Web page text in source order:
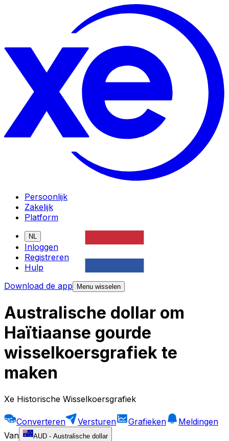
Persoonlijk
Zakelijk
Platform
NL
Inloggen
Registreren
Hulp
Download de app
Menu wisselen
Australische dollar om
Haïtiaanse gourde
wisselkoersgrafiek te
maken
Xe Historische Wisselkoersgrafiek
Converteren Versturen Grafieken
Meldingen
Van
AUD - Australische dollar